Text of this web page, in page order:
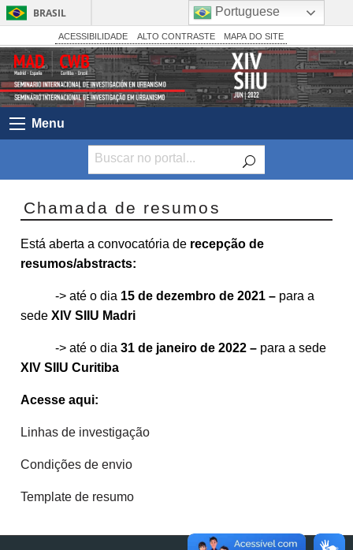
BRASIL
Simplifique!
Comunica BR
Participe
Legislação
Canais
ACESSIBILIDADE ALTO CONTRASTE MAPA DO SITE
Menu
Chamada de resumos
Está aberta a convocatória de recepção de
resumos/abstracts:
-> até o dia 15 de dezembro de 2021 – para a
sede XIV SIIU Madri
-> até o dia 31 de janeiro de 2022 – para a sede
XIV SIIU Curitiba
Acesse aqui:
Linhas de investigação
Condições de envio
Template de resumo
Portuguese